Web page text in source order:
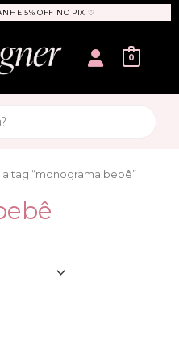
5% OFF NO PIX ♡
User
0
tag “monograma bebê”